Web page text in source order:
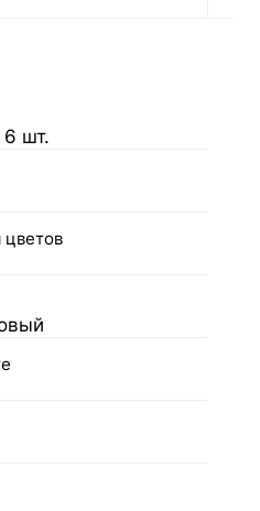
6 шт.
цветов